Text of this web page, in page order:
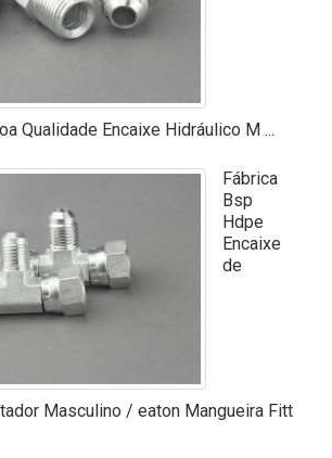
Qualidade Encaixe Hidráulico M ...
Fábrica
Bsp
Hdpe
Encaixe
de
Masculino / eaton Mangueira Fitt